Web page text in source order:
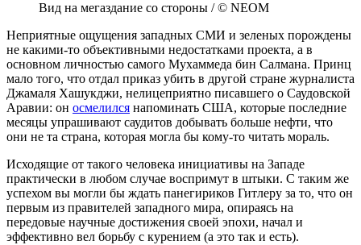
Вид на мегаздание со стороны / © NEOM
Неприятные ощущения западных СМИ и зеленых порождены
не какими-то объективными недостатками проекта, а в
основном личностью самого Мухаммеда бин Салмана. Принц
мало того, что отдал приказ убить в другой стране журналиста
Джамаля Хашукджи, нелицеприятно писавшего о Саудовской
Аравии: он осмелился напоминать США, которые последние
месяцы упрашивают саудитов добывать больше нефти, что
они не та страна, которая могла бы кому-то читать мораль.
Исходящие от такого человека инициативы на Западе
практически в любом случае воспримут в штыки. С таким же
успехом вы могли бы ждать панегириков Гитлеру за то, что он
первым из правителей западного мира, опираясь на
передовые научные достижения своей эпохи, начал и
эффективно вел борьбу с курением (а это так и есть).